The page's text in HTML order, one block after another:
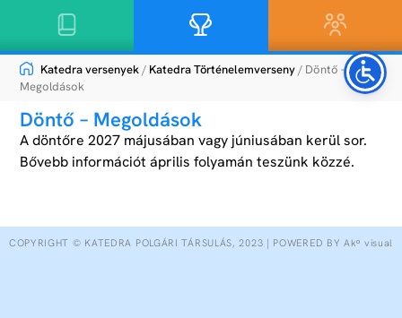
Katedra versenyek/ Katedra Történelemverseny/ Döntő –
Megoldások
Döntő – Megoldások
A döntőre 2027 májusában vagy júniusában kerül sor.
Bővebb információt április folyamán teszünk közzé.
COPYRIGHT © KATEDRA POLGÁRI TÁRSULÁS, 2023 | POWERED BY Akᵒ visual